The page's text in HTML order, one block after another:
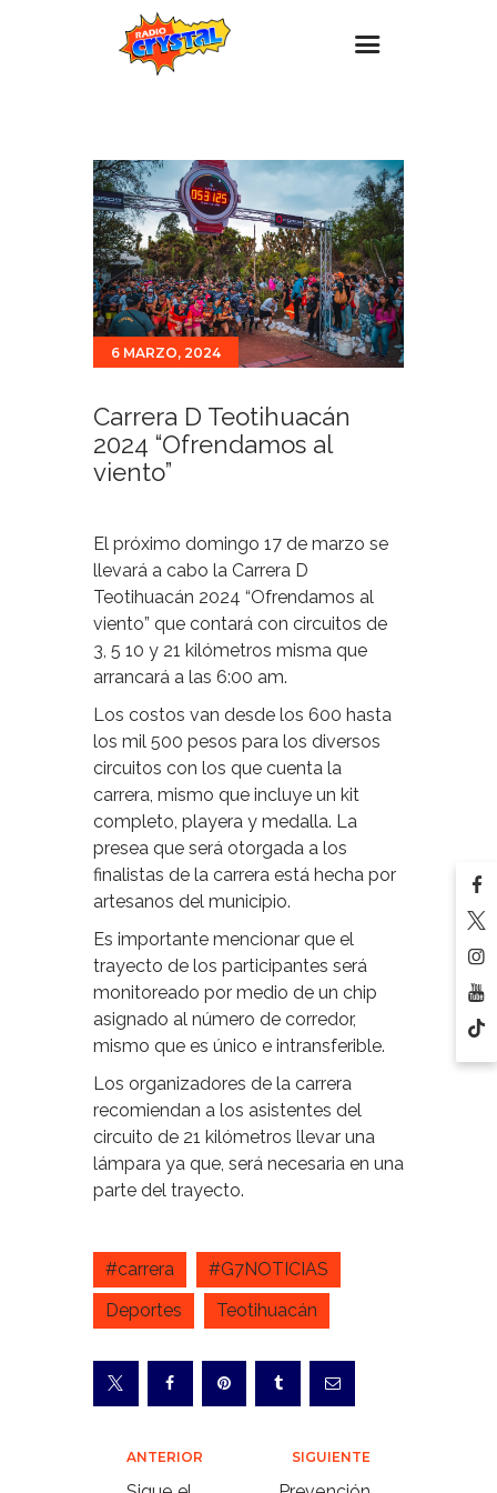
Estaciones
Eventos
Promociones
Noticias
Para ti
Contacto
6 MARZO, 2024
Carrera D Teotihuacán
2024 “Ofrendamos al
viento”
El próximo domingo 17 de marzo se
llevará a cabo la Carrera D
Teotihuacán 2024 “Ofrendamos al
viento” que contará con circuitos de
3, 5 10 y 21 kilómetros misma que
arrancará a las 6:00 am.
Los costos van desde los 600 hasta
los mil 500 pesos para los diversos
circuitos con los que cuenta la
carrera, mismo que incluye un kit
completo, playera y medalla. La
presea que será otorgada a los
finalistas de la carrera está hecha por
artesanos del municipio.
Es importante mencionar que el
trayecto de los participantes será
monitoreado por medio de un chip
asignado al número de corredor,
mismo que es único e intransferible.
Los organizadores de la carrera
recomiendan a los asistentes del
circuito de 21 kilómetros llevar una
lámpara ya que, será necesaria en una
parte del trayecto.
#carrera
#G7NOTICIAS
Deportes
Teotihuacán
Navegación
ANTERIOR SIGUIENTE